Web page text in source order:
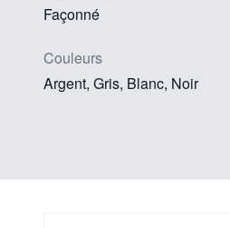
Façonné
Couleurs
Argent, Gris, Blanc, Noir